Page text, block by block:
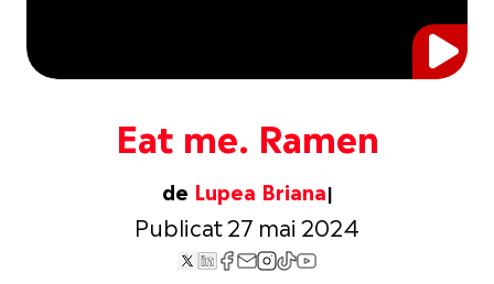
Eat me. Ramen
de Lupea Briana
Publicat 27 mai 2024